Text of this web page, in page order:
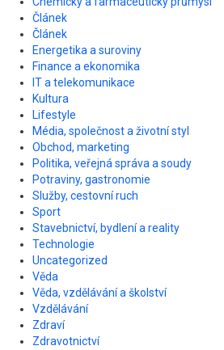
Článek
Článek
Energetika a suroviny
Finance a ekonomika
IT a telekomunikace
Kultura
Lifestyle
Média, společnost a životní styl
Obchod, marketing
Politika, veřejná správa a soudy
Potraviny, gastronomie
Služby, cestovní ruch
Sport
Stavebnictví, bydlení a reality
Technologie
Uncategorized
Věda
Věda, vzdělávání a školství
Vzdělávání
Zdraví
Zdravotnictví